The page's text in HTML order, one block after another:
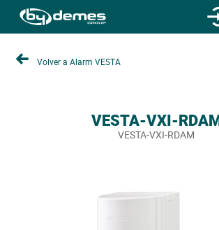
Volver a Alarm VESTA
VESTA-VXI-
VESTA-VXI-RDAM